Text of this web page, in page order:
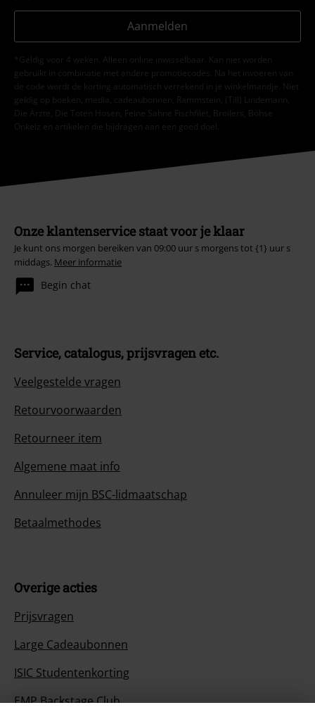
Aanmelden
*Geldig voor 4 weken. Alleen online inwisselbaar. Kan niet worden
gebruikt in combinatie met andere promotiecodes. Na het invoeren van
de code wordt de korting automatisch verrekend in je winkelmandje. Niet
geldig op boeken, media, cadeaubonnen, Rammstein, (Till) Lindemann,
Die Ärzte, Die Toten Hosen, Feine Sahne Fischfilet, Broilers, Böhse
Onkelz en artikelen die bijdragen aan een goed doel.
Onze klantenservice staat voor je klaar
Je kunt ons morgen bereiken van 09:00 uur s morgens tot {1} uur s
middags. Meer informatie
Begin chat
Service, catalogus, prijsvragen etc.
Veelgestelde vragen
Retourvoorwaarden
Retourneer item
Algemene maat info
Annuleer mijn BSC-lidmaatschap
Betaalmethodes
Overige acties
Prijsvragen
Large Cadeaubonnen
ISIC Studentenkorting
EMP Backstage Club